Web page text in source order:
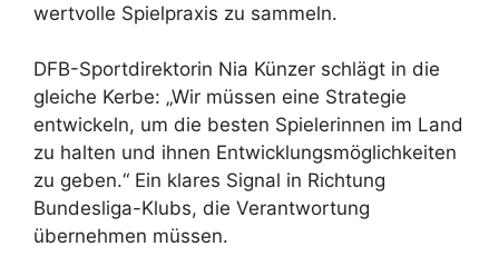
wertvolle Spielpraxis zu sammeln.
DFB-Sportdirektorin Nia Künzer schlägt in die
gleiche Kerbe: „Wir müssen eine Strategie
entwickeln, um die besten Spielerinnen im Land
zu halten und ihnen Entwicklungsmöglichkeiten
zu geben.“ Ein klares Signal in Richtung
Bundesliga-Klubs, die Verantwortung
übernehmen müssen.